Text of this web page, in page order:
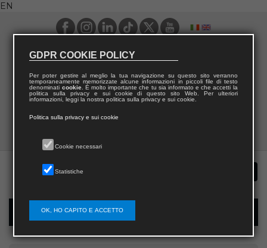
EN
Password recovery
GDPR COOKIE POLICY
Per poter gestire al meglio la tua navigazione su questo sito verranno
temporaneamente memorizzate alcune informazioni in piccoli file di testo
denominati cookie. È molto importante che tu sia informato e che accetti la
politica sulla privacy e sui cookie di questo sito Web. Per ulteriori
informazioni, leggi la nostra politica sulla privacy e sui cookie.
Politica sulla privacy e sui cookie
Cookie necessari
Statistiche
OK, HO CAPITO E ACCETTO